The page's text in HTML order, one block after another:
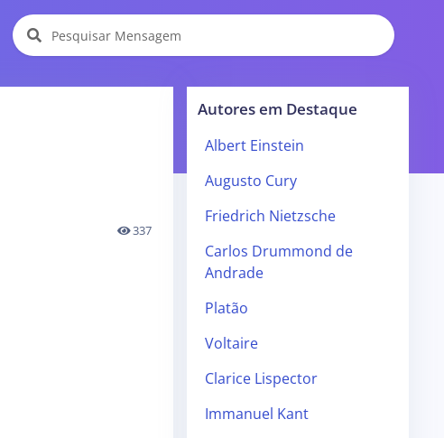
337
Autores em Destaque
Albert Einstein
Augusto Cury
Friedrich Nietzsche
Carlos Drummond de
Andrade
Platão
Voltaire
Clarice Lispector
Immanuel Kant